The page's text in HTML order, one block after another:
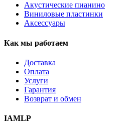
Акустические пианино
Виниловые пластинки
Аксессуары
Как мы работаем
Доставка
Оплата
Услуги
Гарантия
Возврат и обмен
IAMLP